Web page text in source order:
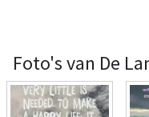
Foto's van De